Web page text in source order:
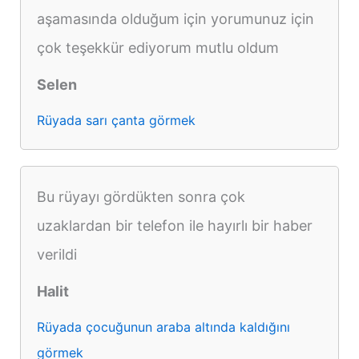
aşamasında olduğum için yorumunuz için
çok teşekkür ediyorum mutlu oldum
Selen
Rüyada sarı çanta görmek
Bu rüyayı gördükten sonra çok
uzaklardan bir telefon ile hayırlı bir haber
verildi
Halit
Rüyada çocuğunun araba altında kaldığını
görmek